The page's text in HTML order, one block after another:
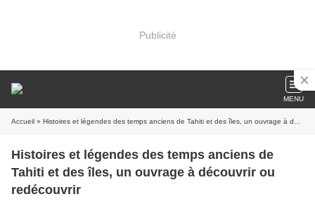
Publicité
MENU
Accueil » Histoires et légendes des temps anciens de Tahiti et des îles, un ouvrage à découvrir ou redécouvrir
Histoires et légendes des temps anciens de
Tahiti et des îles, un ouvrage à découvrir ou
redécouvrir